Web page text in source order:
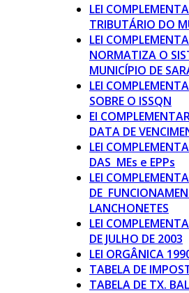
LEI
TRIBUTÁRIO DO
LEI
NORMATIZA O
MUNICÍPIO DE
LEI
SOBRE O ISSQN
EI
DATA DE
LEI
DAS MEs e EPPs
LEI
DE
LANCHONETES
LEI
DE JULHO DE 2003
LEI ORGÂNICA
TABELA DE
TABELA DE TX.